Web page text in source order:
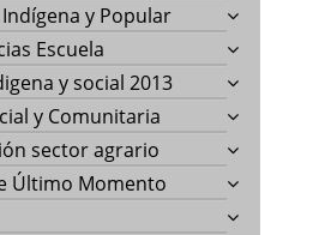
y Popular
Escuela
y social 2013
y Comunitaria
sector agrario
Último Momento